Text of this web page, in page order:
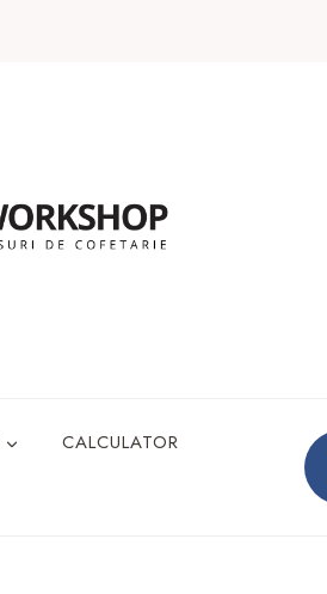
CALCULATOR